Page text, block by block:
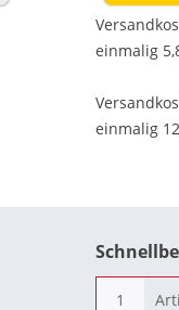
einmalig
einmalig